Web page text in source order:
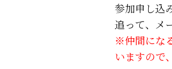
参加申し込
追って、メ
※仲間にな
いますので